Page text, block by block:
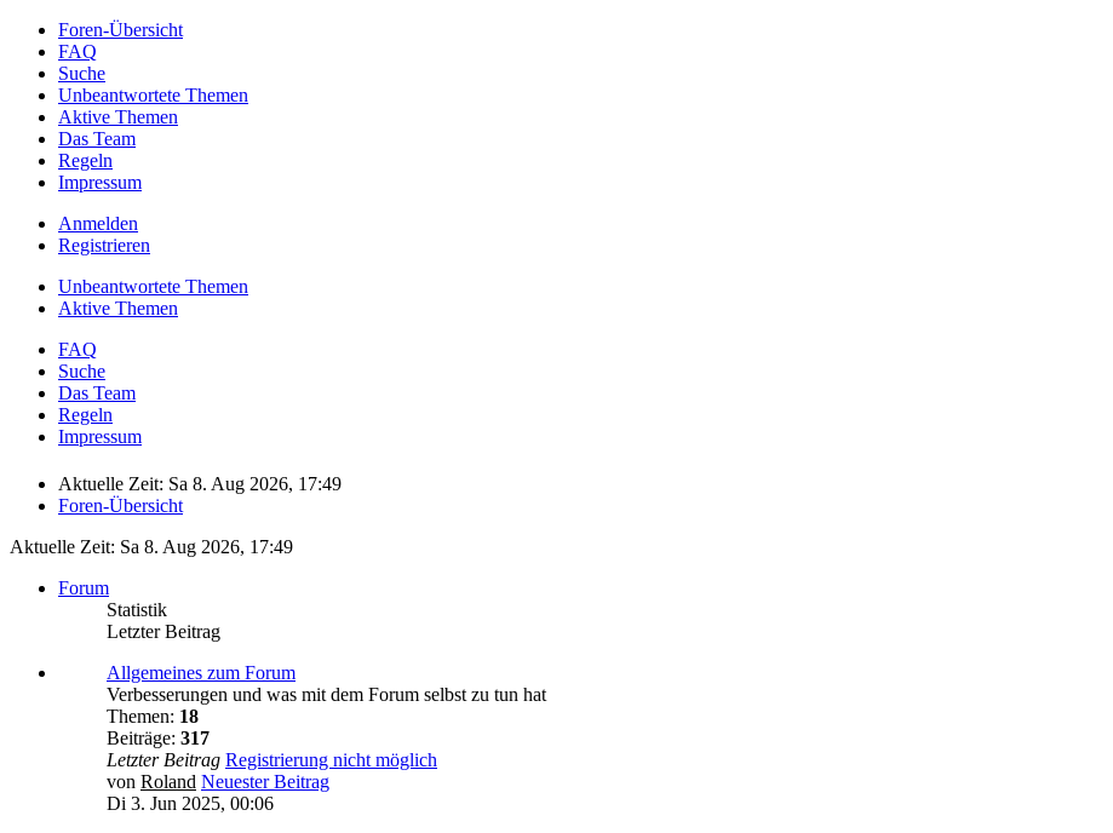
Foren-Übersicht
FAQ
Suche
Unbeantwortete Themen
Aktive Themen
Das Team
Regeln
Impressum
Anmelden
Registrieren
Unbeantwortete Themen
Aktive Themen
FAQ
Suche
Das Team
Regeln
Impressum
Aktuelle Zeit: Sa 8. Aug 2026, 17:49
Foren-Übersicht
Aktuelle Zeit: Sa 8. Aug 2026, 17:49
Forum
Statistik
Letzter Beitrag
Allgemeines zum Forum
Verbesserungen und was mit dem Forum selbst zu tun hat
Themen: 18
Beiträge: 317
Letzter Beitrag Registrierung nicht möglich
von Roland Neuester Beitrag
Di 3. Jun 2025, 00:06